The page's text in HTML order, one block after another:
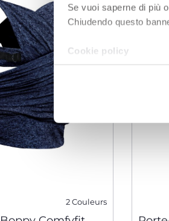
Se vuoi saperne di più
Chiudendo questo
Cookie policy
2 Couleurs